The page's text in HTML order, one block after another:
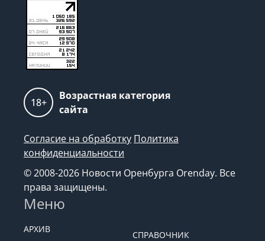
18+
Возрастная категория
сайта
Согласие на обработку Политика
конфиденциальности
© 2008-2026 Новости Оренбурга Orenday. Все
права защищены.
Меню
АРХИВ
СПРАВОЧНИК